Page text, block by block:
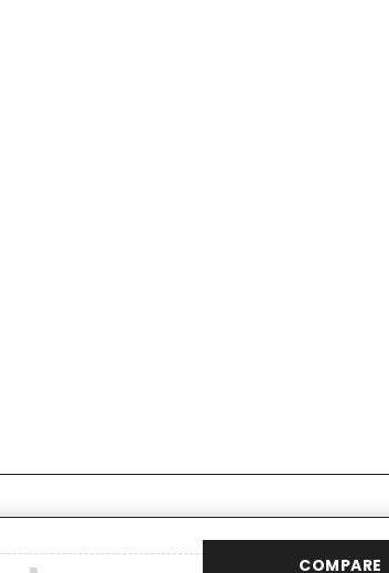
COMPARE